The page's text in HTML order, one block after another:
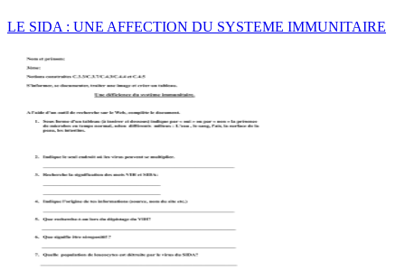
LE SIDA : UNE AFFECTION DU SYSTEME IMMUNITAIRE